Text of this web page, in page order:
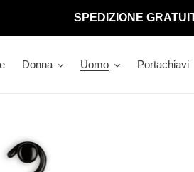
SPEDIZIONE
Donna Uomo Portachiavi